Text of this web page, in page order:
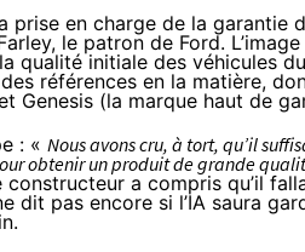
prise en charge de la garantie
le patron de Ford.
qualité initiale des véhicules
des références en la matière,
Genesis (la marque haut de
: « Nous avons cru, à tort, qu’il
obtenir un produit de grande
constructeur a compris qu’il
dit pas encore si l’IA saura